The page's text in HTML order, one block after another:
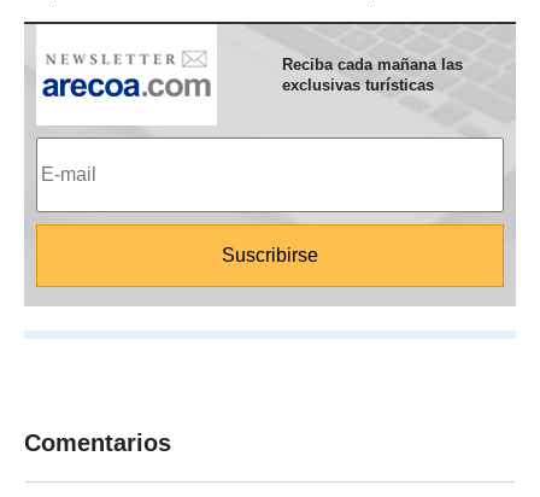
Reciba cada mañana las
exclusivas turísticas
Comentarios